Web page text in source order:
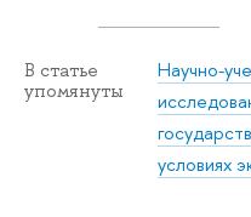
В статье
упомянуты
Научно-
условиях